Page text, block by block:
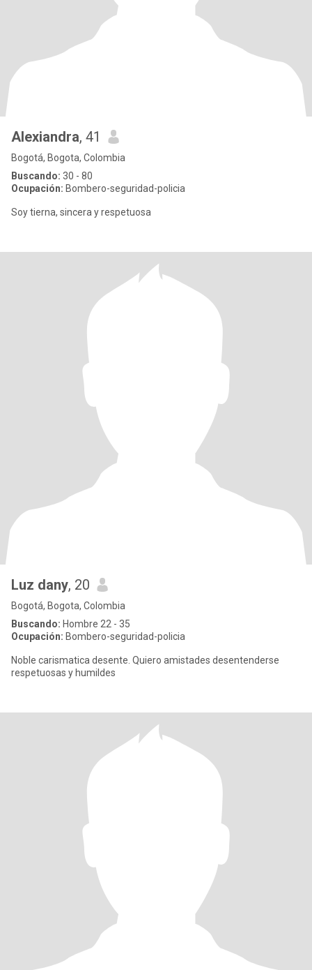
Alexiandra, 41
Bogotá, Bogota, Colombia
Buscando: 30 - 80
Ocupación: Bombero-seguridad-policia
Soy tierna, sincera y respetuosa
Luz dany, 20
Bogotá, Bogota, Colombia
Buscando: Hombre 22 - 35
Ocupación: Bombero-seguridad-policia
Noble carismatica desente. Quiero amistades desentenderse
respetuosas y humildes